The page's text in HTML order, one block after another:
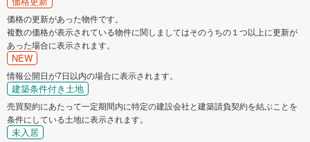
価格の更新があった物件です。
複数の価格が表示されている物件に関しましてはそのうちの１つ以上に更新が
あった場合に表示されます。
NEW
情報公開日が7日以内の場合に表示されます。
建築条件付き土地
売買契約にあたって一定期間内に特定の建設会社と建築請負契約を結ぶことを
条件にしている土地に表示されます。
未入居